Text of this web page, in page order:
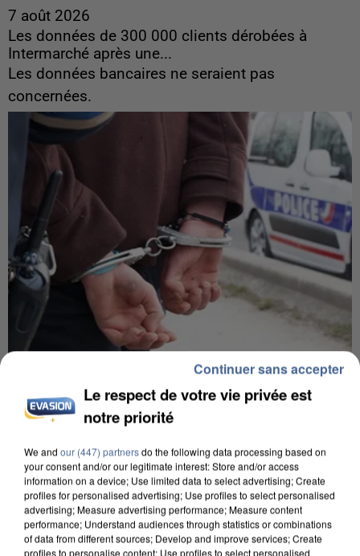
7 août 2026
Les données de 300 000 clients dérobées à
Intermarché après une...
Les données bancaires ne seraient pas
concernées.
7 août 2026
Un second cadre de la DZ Mafia interpellé en
Algérie
Un cofondateur du réseau avait été interpellé
quelques jours plus tôt.
Le respect de votre vie privée est
notre priorité
We and our (447) partnersdo the following data processing based on
your consent and/or our legitimate interest: Store and/or access
information on a device; Use limited data to select advertising; Create
profiles for personalised advertising; Use profiles to select personalised
advertising; Measure advertising performance; Measure content
performance; Understand audiences through statistics or combinations
of data from different sources; Develop and improve services; Create
profiles to personalise content; Use profiles to select personalised
Continuer sans accepter